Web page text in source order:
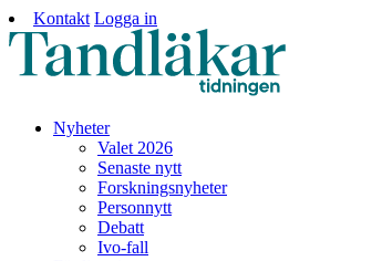
Kontakt Logga in
Nyheter
Valet 2026
Senaste nytt
Forskningsnyheter
Personnytt
Debatt
Ivo-fall